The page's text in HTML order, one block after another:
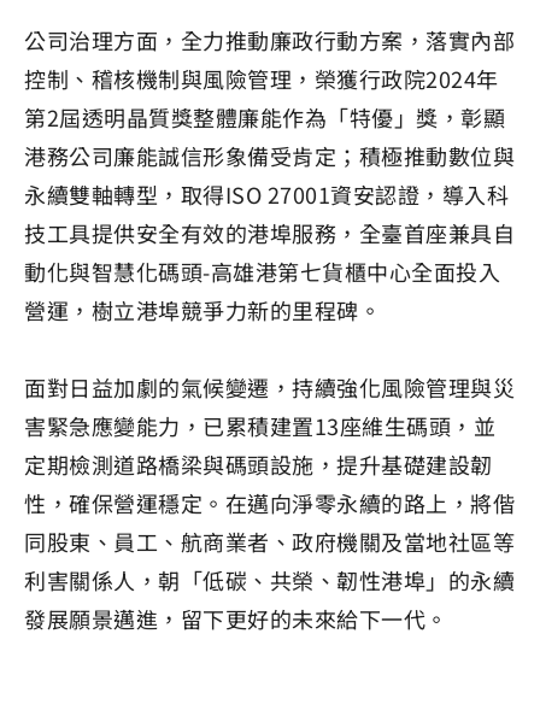
公司治理方面，全力推動廉政行動方案，落實內部
控制、稽核機制與風險管理，榮獲行政院2024年
第2屆透明晶質獎整體廉能作為「特優」獎，彰顯
港務公司廉能誠信形象備受肯定；積極推動數位與
永續雙軸轉型，取得ISO 27001資安認證，導入科
技工具提供安全有效的港埠服務，全臺首座兼具自
動化與智慧化碼頭-高雄港第七貨櫃中心全面投入
營運，樹立港埠競爭力新的里程碑。
面對日益加劇的氣候變遷，持續強化風險管理與災
害緊急應變能力，已累積建置13座維生碼頭，並
定期檢測道路橋梁與碼頭設施，提升基礎建設韌
性，確保營運穩定。在邁向淨零永續的路上，將偕
同股東、員工、航商業者、政府機關及當地社區等
利害關係人，朝「低碳、共榮、韌性港埠」的永續
發展願景邁進，留下更好的未來給下一代。